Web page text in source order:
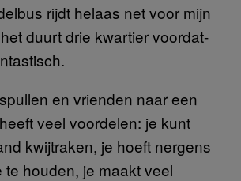
rijdt helaas net voor mijn
duurt drie kwartier voordat-
en vrienden naar een
veel voordelen: je kunt
kwijtraken, je hoeft nergens
te houden, je maakt veel